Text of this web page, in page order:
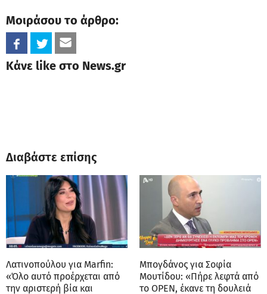
Μοιράσου το άρθρο:
Κάνε like στο News.gr
Διαβάστε επίσης
Λατινοπούλου για Marfin:
«Όλο αυτό προέρχεται από
την αριστερή βία και
Μπογδάνος για Σοφία
Μουτίδου: «Πήρε λεφτά από
το OPEN, έκανε τη δουλειά